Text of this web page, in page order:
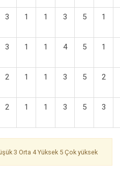
3 1 1 3 5 1
3 1 1 4 5 1
2 1 1 3 5 2
2 1 1 3 5 3
3 Orta 4 Yüksek 5 Çok yüksek